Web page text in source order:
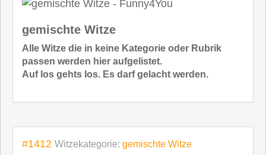
gemischte Witze
Alle Witze die in keine Kategorie oder Rubrik
passen werden hier aufgelistet.
Auf los gehts los. Es darf gelacht werden.
#1412 Witzekategorie: gemischte Witze